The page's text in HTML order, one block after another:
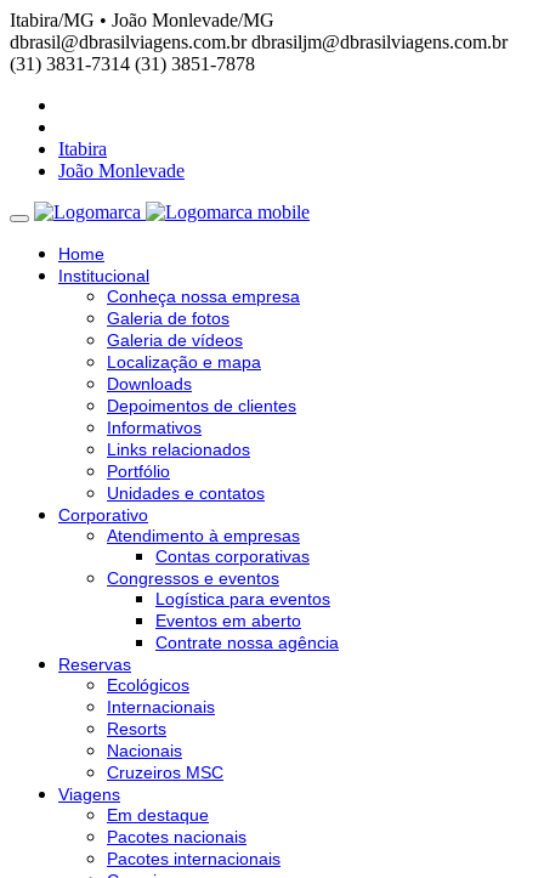
Itabira/MG • João Monlevade/MG
dbrasil@dbrasilviagens.com.br dbrasiljm@dbrasilviagens.com.br
(31) 3831-7314 (31) 3851-7878
Itabira
João Monlevade
Home
Institucional
Conheça nossa empresa
Galeria de fotos
Galeria de vídeos
Localização e mapa
Downloads
Depoimentos de clientes
Informativos
Links relacionados
Portfólio
Unidades e contatos
Corporativo
Atendimento à empresas
Contas corporativas
Congressos e eventos
Logística para eventos
Eventos em aberto
Contrate nossa agência
Reservas
Ecológicos
Internacionais
Resorts
Nacionais
Cruzeiros MSC
Viagens
Em destaque
Pacotes nacionais
Pacotes internacionais